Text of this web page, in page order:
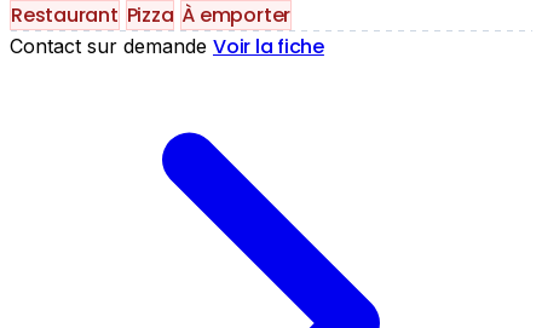
Restaurant Pizza À emporter
Contact sur demande Voir la fiche